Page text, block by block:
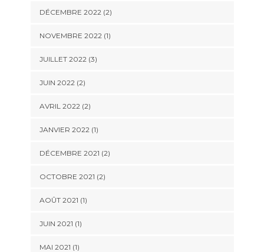
DÉCEMBRE 2022(2)
NOVEMBRE 2022(1)
JUILLET 2022(3)
JUIN 2022(2)
AVRIL 2022(2)
JANVIER 2022(1)
DÉCEMBRE 2021 (2)
OCTOBRE 2021 (2)
AOÛT 2021 (1)
JUIN 2021 (1)
MAI 2021 (1)